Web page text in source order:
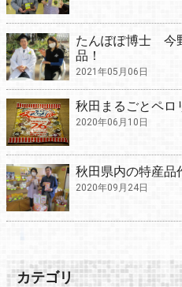
たんぽぽ博士 今
品！
2021年05月06日
秋田まるごとペロ
2020年06月10日
秋田県内の特産品
2020年09月24日
カテゴリ